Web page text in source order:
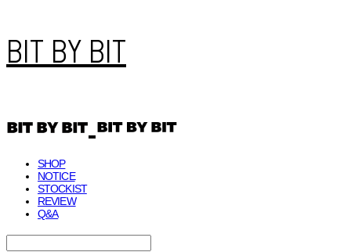
BIT BY BIT
SHOP
NOTICE
STOCKIST
REVIEW
Q&A